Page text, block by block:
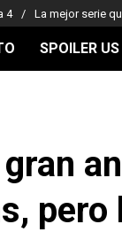
4 La mejor serie
SPOILER US
pero